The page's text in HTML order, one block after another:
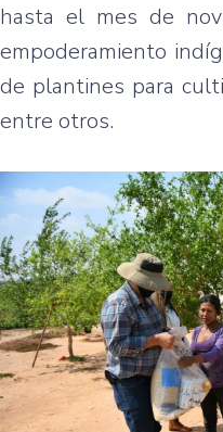
hasta el mes de
empoderamiento
de plantines para
entre otros.